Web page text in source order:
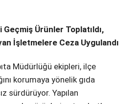
WhatsApp İhbar
Ürünler Toplatıldı,
İşletmelere Ceza Uygulandı
Müdürlüğü ekipleri, ilçe
korumaya yönelik gıda
sürdürüyor. Yapılan